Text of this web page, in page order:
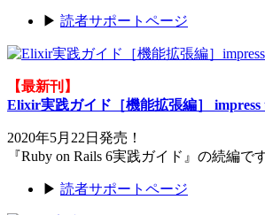
▶ 読者サポートページ
【最新刊】
Elixir実践ガイド［機能拡張編］ impress
2020年5月22日発売！
『Ruby on Rails 6実践ガイド』の続編です
▶ 読者サポートページ